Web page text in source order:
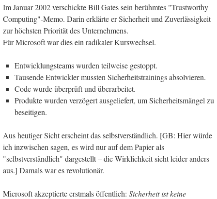
Im Januar 2002 verschickte Bill Gates sein berühmtes "Trustworthy
Computing"-Memo. Darin erklärte er Sicherheit und Zuverlässigkeit
zur höchsten Priorität des Unternehmens.
Für Microsoft war dies ein radikaler Kurswechsel.
Entwicklungsteams wurden teilweise gestoppt.
Tausende Entwickler mussten Sicherheitstrainings absolvieren.
Code wurde überprüft und überarbeitet.
Produkte wurden verzögert ausgeliefert, um Sicherheitsmängel zu
beseitigen.
Aus heutiger Sicht erscheint das selbstverständlich. [GB: Hier würde
ich inzwischen sagen, es wird nur auf dem Papier als
"selbstverständlich" dargestellt – die Wirklichkeit sieht leider anders
aus.] Damals war es revolutionär.
Microsoft akzeptierte erstmals öffentlich: Sicherheit ist keine